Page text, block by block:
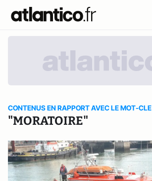
CONTENUS EN RAPPORT AVEC LE MOT-CLE
"MORATOIRE"